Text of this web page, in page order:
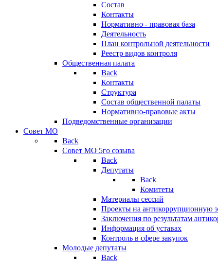
Состав
Контакты
Нормативно - правовая база
Деятельность
План контрольной деятельности
Реестр видов контроля
Общественная палата
Back
Контакты
Структура
Состав общественной палаты
Нормативно-правовые акты
Подведомственные организации
Совет МО
Back
Совет МО 5го созыва
Back
Депутаты
Back
Комитеты
Материалы сессий
Проекты на антикоррупционную
Заключения по результатам
Информация об уставах
Контроль в сфере закупок
Молодые депутаты
Back